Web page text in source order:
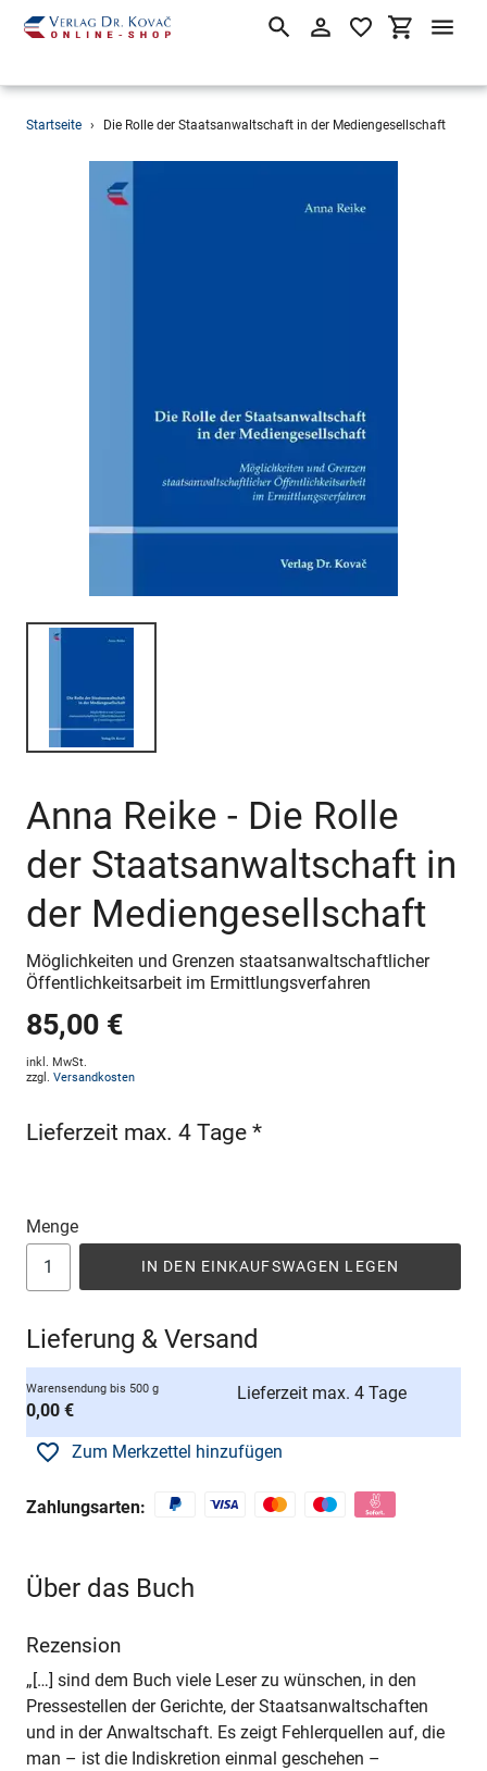
Direkt
SuchenEinloggen
Startseite › Die Rolle der Staatsanwaltschaft in der Mediengesellschaft
Anna Reike - Die Rolle
der Staatsanwaltschaft in
der Mediengesellschaft
Möglichkeiten und Grenzen staatsanwaltschaftlicher
Öffentlichkeitsarbeit im Ermittlungsverfahren
85,00 €
inkl. MwSt.
zzgl. Versandkosten
Lieferzeit max. 4 Tage *
Menge
IN DEN EINKAUFSWAGEN LEGEN
Lieferung & Versand
Warensendung bis 500 g
0,00 €
Lieferzeit max. 4 Tage
Zum Merkzettel hinzufügen
Zahlungsarten:
Über das Buch
Rezension
„[…] sind dem Buch viele Leser zu wünschen, in den
Pressestellen der Gerichte, der Staatsanwaltschaften
und in der Anwaltschaft. Es zeigt Fehlerquellen auf, die
man – ist die Indiskretion einmal geschehen –